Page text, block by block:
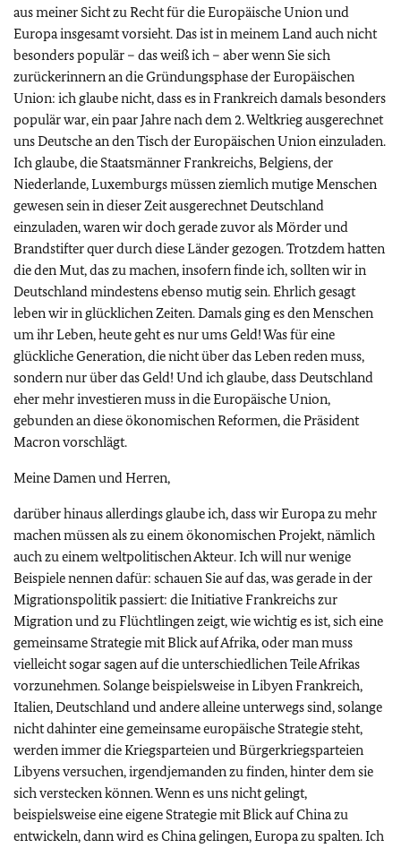
aus meiner Sicht zu Recht für die Europäische Union und
Europa insgesamt vorsieht. Das ist in meinem Land auch nicht
besonders populär – das weiß ich – aber wenn Sie sich
zurückerinnern an die Gründungsphase der Europäischen
Union: ich glaube nicht, dass es in Frankreich damals besonders
populär war, ein paar Jahre nach dem 2. Weltkrieg ausgerechnet
uns Deutsche an den Tisch der Europäischen Union einzuladen.
Ich glaube, die Staatsmänner Frankreichs, Belgiens, der
Niederlande, Luxemburgs müssen ziemlich mutige Menschen
gewesen sein in dieser Zeit ausgerechnet Deutschland
einzuladen, waren wir doch gerade zuvor als Mörder und
Brandstifter quer durch diese Länder gezogen. Trotzdem hatten
die den Mut, das zu machen, insofern finde ich, sollten wir in
Deutschland mindestens ebenso mutig sein. Ehrlich gesagt
leben wir in glücklichen Zeiten. Damals ging es den Menschen
um ihr Leben, heute geht es nur ums Geld! Was für eine
glückliche Generation, die nicht über das Leben reden muss,
sondern nur über das Geld! Und ich glaube, dass Deutschland
eher mehr investieren muss in die Europäische Union,
gebunden an diese ökonomischen Reformen, die Präsident
Macron vorschlägt.
Meine Damen und Herren,
darüber hinaus allerdings glaube ich, dass wir Europa zu mehr
machen müssen als zu einem ökonomischen Projekt, nämlich
auch zu einem weltpolitischen Akteur. Ich will nur wenige
Beispiele nennen dafür: schauen Sie auf das, was gerade in der
Migrationspolitik passiert: die Initiative Frankreichs zur
Migration und zu Flüchtlingen zeigt, wie wichtig es ist, sich eine
gemeinsame Strategie mit Blick auf Afrika, oder man muss
vielleicht sogar sagen auf die unterschiedlichen Teile Afrikas
vorzunehmen. Solange beispielsweise in Libyen Frankreich,
Italien, Deutschland und andere alleine unterwegs sind, solange
nicht dahinter eine gemeinsame europäische Strategie steht,
werden immer die Kriegsparteien und Bürgerkriegsparteien
Libyens versuchen, irgendjemanden zu finden, hinter dem sie
sich verstecken können. Wenn es uns nicht gelingt,
beispielsweise eine eigene Strategie mit Blick auf China zu
entwickeln, dann wird es China gelingen, Europa zu spalten. Ich